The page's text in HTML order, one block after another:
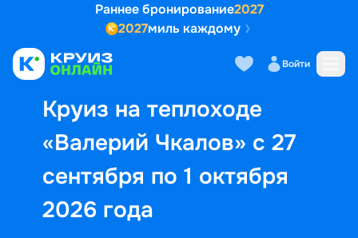
Раннее бронирование2027
2027миль каждому
Войти
Круиз на теплоходе
«Валерий Чкалов» с 27
сентября по 1 октября
2026 года
Выбор кают Маршрут и